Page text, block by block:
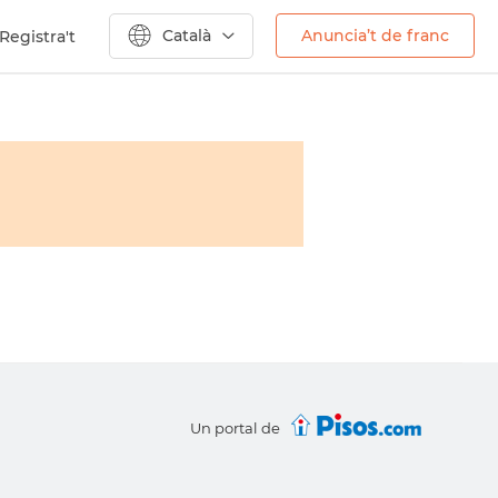
Registra't Català Anuncia’t de franc
Un portal de